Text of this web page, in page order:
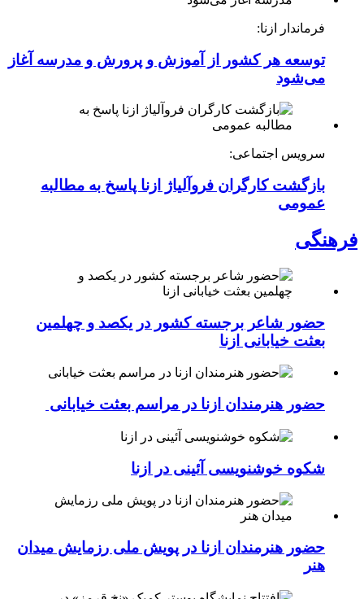
فرماندار ازنا:
توسعه هر کشور از آموزش و پرورش و مدرسه آغاز
می‌شود
سرویس اجتماعی:
بازگشت کارگران فروآلیاژ ازنا پاسخ به مطالبه
عمومی
فرهنگی
حضور شاعر برجسته کشور در یکصد و چهلمین
بعثت خیابانی ازنا
حضور هنرمندان ازنا در مراسم بعثت خیابانی
شکوه خوشنویسی آئینی در ازنا
حضور هنرمندان ازنا در پویش ملی رزمایش میدان
هنر